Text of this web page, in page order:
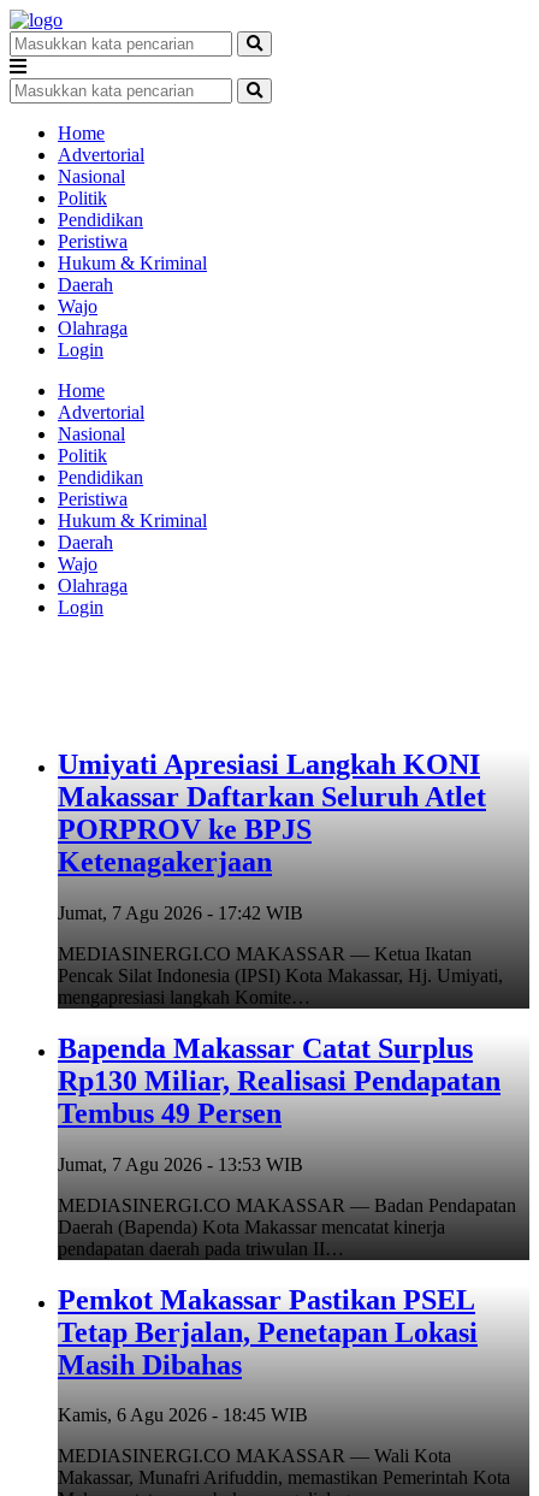
Home
Advertorial
Nasional
Politik
Pendidikan
Peristiwa
Hukum & Kriminal
Daerah
Wajo
Olahraga
Login
Home
Advertorial
Nasional
Politik
Pendidikan
Peristiwa
Hukum & Kriminal
Daerah
Wajo
Olahraga
Login
Umiyati Apresiasi Langkah KONI
Makassar Daftarkan Seluruh Atlet
PORPROV ke BPJS
Ketenagakerjaan
Jumat, 7 Agu 2026 - 17:42 WIB
MEDIASINERGI.CO MAKASSAR — Ketua Ikatan
Pencak Silat Indonesia (IPSI) Kota Makassar, Hj. Umiyati,
mengapresiasi langkah Komite…
Bapenda Makassar Catat Surplus
Rp130 Miliar, Realisasi Pendapatan
Tembus 49 Persen
Jumat, 7 Agu 2026 - 13:53 WIB
MEDIASINERGI.CO MAKASSAR — Badan Pendapatan
Daerah (Bapenda) Kota Makassar mencatat kinerja
pendapatan daerah pada triwulan II…
Pemkot Makassar Pastikan PSEL
Tetap Berjalan, Penetapan Lokasi
Masih Dibahas
Kamis, 6 Agu 2026 - 18:45 WIB
MEDIASINERGI.CO MAKASSAR — Wali Kota
Makassar, Munafri Arifuddin, memastikan Pemerintah Kota